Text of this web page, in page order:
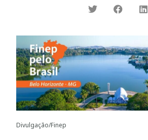
Divulgação/Finep